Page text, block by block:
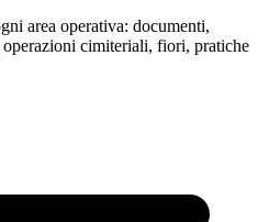
area operativa: documenti,
cimiteriali, fiori, pratiche